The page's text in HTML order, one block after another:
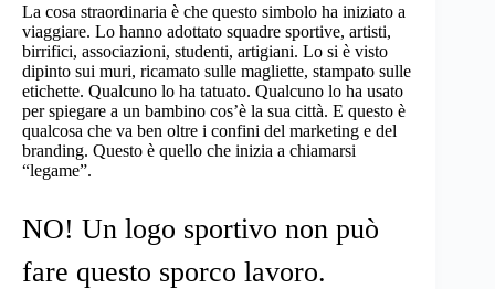
La cosa straordinaria è che questo simbolo ha iniziato a
viaggiare. Lo hanno adottato squadre sportive, artisti,
birrifici, associazioni, studenti, artigiani. Lo si è visto
dipinto sui muri, ricamato sulle magliette, stampato sulle
etichette. Qualcuno lo ha tatuato. Qualcuno lo ha usato
per spiegare a un bambino cos’è la sua città. E questo è
qualcosa che va ben oltre i confini del marketing e del
branding. Questo è quello che inizia a chiamarsi
“legame”.
NO! Un logo sportivo non può
fare questo sporco lavoro.